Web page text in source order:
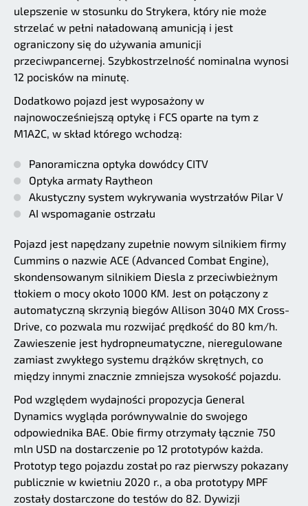
ulepszenie w stosunku do Strykera, który nie może
strzelać w pełni naładowaną amunicją i jest
ograniczony się do używania amunicji
przeciwpancernej. Szybkostrzelność nominalna wynosi
12 pocisków na minutę.
Dodatkowo pojazd jest wyposażony w
najnowocześniejszą optykę i FCS oparte na tym z
M1A2C, w skład którego wchodzą:
Panoramiczna optyka dowódcy CITV
Optyka armaty Raytheon
Akustyczny system wykrywania wystrzałów Pilar V
AI wspomaganie ostrzału
Pojazd jest napędzany zupełnie nowym silnikiem firmy
Cummins o nazwie ACE (Advanced Combat Engine),
skondensowanym silnikiem Diesla z przeciwbieżnym
tłokiem o mocy około 1000 KM. Jest on połączony z
automatyczną skrzynią biegów Allison 3040 MX Cross-
Drive, co pozwala mu rozwijać prędkość do 80 km/h.
Zawieszenie jest hydropneumatyczne, nieregulowane
zamiast zwykłego systemu drążków skrętnych, co
między innymi znacznie zmniejsza wysokość pojazdu.
Pod względem wydajności propozycja General
Dynamics wygląda porównywalnie do swojego
odpowiednika BAE. Obie firmy otrzymały łącznie 750
mln USD na dostarczenie po 12 prototypów każda.
Prototyp tego pojazdu został po raz pierwszy pokazany
publicznie w kwietniu 2020 r., a oba prototypy MPF
zostały dostarczone do testów do 82. Dywizji